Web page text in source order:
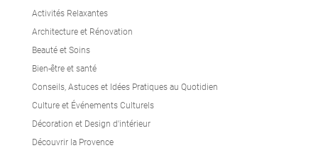
Activités Relaxantes
Architecture et Rénovation
Beauté et Soins
Bien-être et santé
Conseils, Astuces et Idées Pratiques au Quotidien
Culture et Événements Culturels
Décoration et Design d'intérieur
Découvrir la Provence